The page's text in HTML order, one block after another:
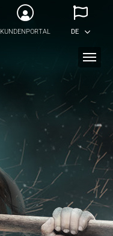
KUNDENPORTAL DE